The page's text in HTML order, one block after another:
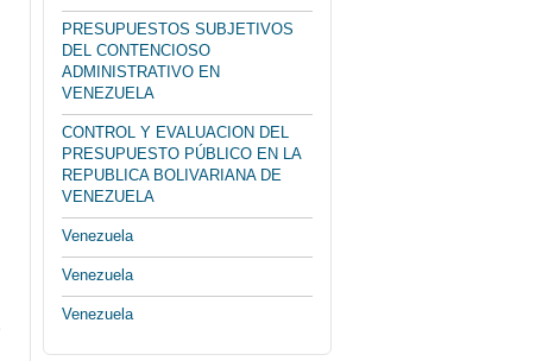
PRESUPUESTOS SUBJETIVOS
DEL CONTENCIOSO
ADMINISTRATIVO EN
VENEZUELA
CONTROL Y EVALUACION DEL
PRESUPUESTO PÚBLICO EN LA
REPUBLICA BOLIVARIANA DE
VENEZUELA
Venezuela
Venezuela
Venezuela